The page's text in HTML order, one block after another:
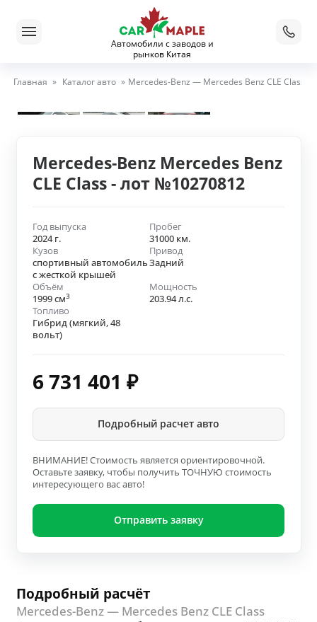
Автомобили с заводов и
рынков Китая
Главная » Каталог авто » Mercedes-Benz — Mercedes Benz CLE Class
Mercedes-Benz Mercedes Benz
CLE Class - лот №10270812
Год выпуска
2024 г.
Пробег
31000 км.
Кузов
спортивный автомобиль
с жесткой крышей
Привод
Задний
Объём
1999 см3
Мощность
203.94 л.с.
Топливо
Гибрид (мягкий, 48
вольт)
6 731 401 ₽
Подробный расчет авто
ВНИМАНИЕ! Стоимость является ориентировочной.
Оставьте заявку, чтобы получить ТОЧНУЮ стоимость
интересующего вас авто!
Отправить заявку
Подробный расчёт
Mercedes-Benz — Mercedes Benz CLE Class